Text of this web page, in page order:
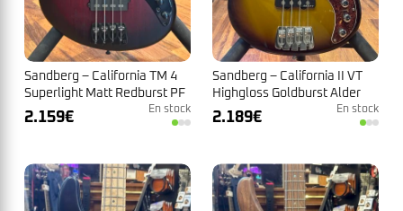
Sandberg – California TM 4
Superlight Matt Redburst PF
N°47269
2.159€ En stock
Sandberg – California II VT
Highgloss Goldburst Alder
Ebony 4 strings N°40106
2.189€ En stock